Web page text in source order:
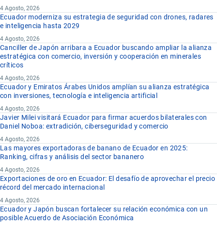
4 Agosto, 2026
Ecuador moderniza su estrategia de seguridad con drones, radares
e inteligencia hasta 2029
4 Agosto, 2026
Canciller de Japón arribara a Ecuador buscando ampliar la alianza
estratégica con comercio, inversión y cooperación en minerales
críticos
4 Agosto, 2026
Ecuador y Emiratos Árabes Unidos amplían su alianza estratégica
con inversiones, tecnología e inteligencia artificial
4 Agosto, 2026
Javier Milei visitará Ecuador para firmar acuerdos bilaterales con
Daniel Noboa: extradición, ciberseguridad y comercio
4 Agosto, 2026
Las mayores exportadoras de banano de Ecuador en 2025:
Ranking, cifras y análisis del sector bananero
4 Agosto, 2026
Exportaciones de oro en Ecuador: El desafío de aprovechar el precio
récord del mercado internacional
4 Agosto, 2026
Ecuador y Japón buscan fortalecer su relación económica con un
posible Acuerdo de Asociación Económica